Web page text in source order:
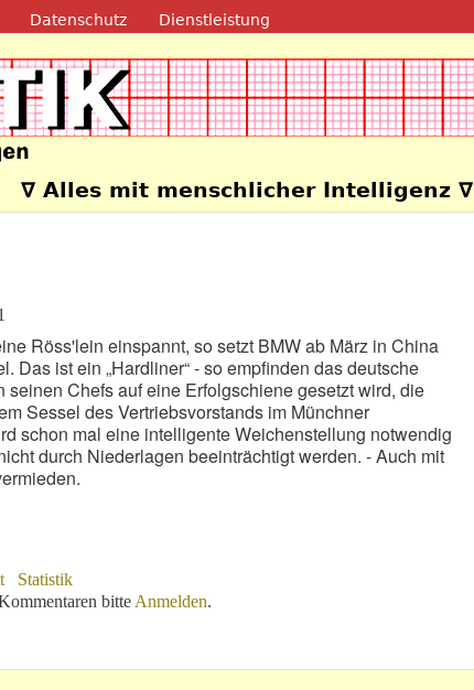
Direkt zum Inhalt
Datenschutz Dienstleistung
∇ Alles mit menschlicher Intelligenz ∇
Röss'lein einspannt, so setzt BMW ab März in China
Das ist ein „Hardliner“ - so empfinden das deutsche
seinen Chefs auf eine Erfolgschiene gesetzt wird, die
Sessel des Vertriebsvorstands im Münchner
schon mal eine intelligente Weichenstellung notwendig
durch Niederlagen beeinträchtigt werden. - Auch mit
Statistik
bitte Anmelden.